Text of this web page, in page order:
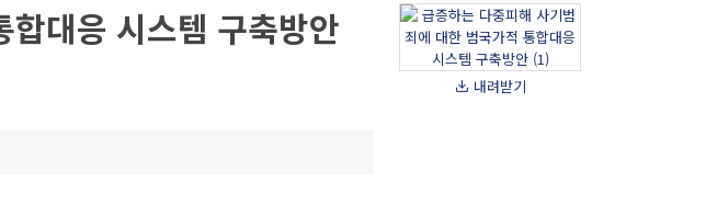
대응 시스템 구축방안
내려받기
자료실
명예원장(2021.12~2025.12)
원장인사말